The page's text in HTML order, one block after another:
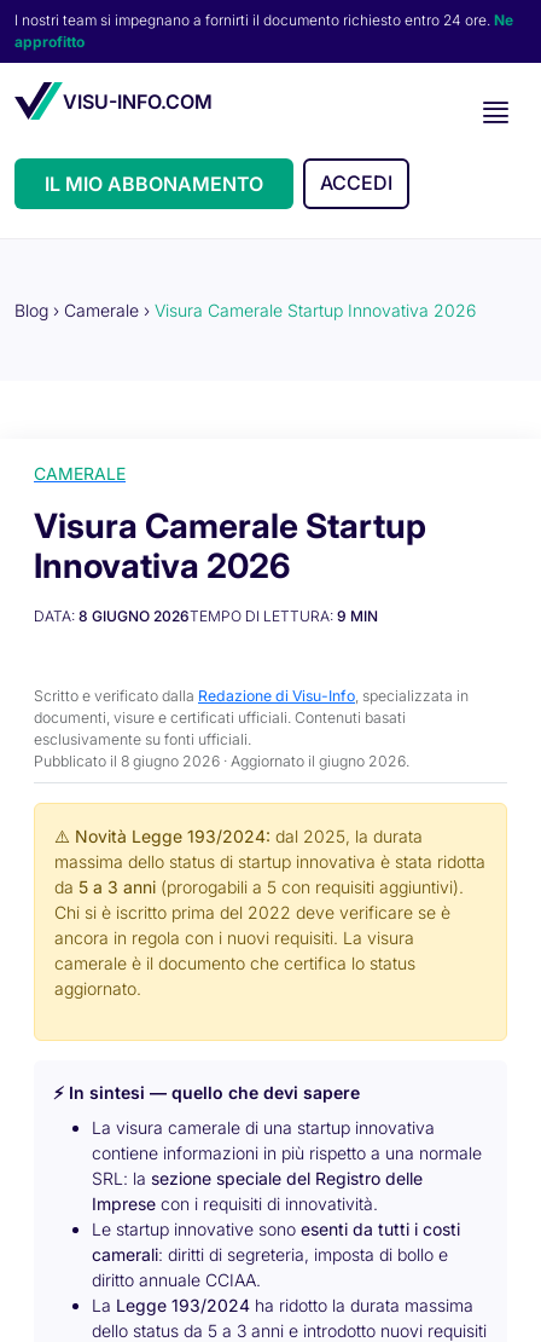
I nostri team si impegnano a fornirti il documento richiesto entro 24 ore. Ne
approfitto
VISU-INFO.COM
IL MIO ABBONAMENTO ACCEDI
Blog › Camerale › Visura Camerale Startup Innovativa 2026
CAMERALE
Visura Camerale Startup
Innovativa 2026
DATA: 8 GIUGNO 2026TEMPO DI LETTURA: 9 MIN
Scritto e verificato dalla Redazione di Visu-Info, specializzata in
documenti, visure e certificati ufficiali. Contenuti basati
esclusivamente su fonti ufficiali.
Pubblicato il 8 giugno 2026 · Aggiornato il giugno 2026.
⚠️ Novità Legge 193/2024: dal 2025, la durata
massima dello status di startup innovativa è stata ridotta
da 5 a 3 anni (prorogabili a 5 con requisiti aggiuntivi).
Chi si è iscritto prima del 2022 deve verificare se è
ancora in regola con i nuovi requisiti. La visura
camerale è il documento che certifica lo status
aggiornato.
⚡ In sintesi — quello che devi sapere
La visura camerale di una startup innovativa
contiene informazioni in più rispetto a una normale
SRL: la sezione speciale del Registro delle
Imprese con i requisiti di innovatività.
Le startup innovative sono esenti da tutti i costi
camerali: diritti di segreteria, imposta di bollo e
diritto annuale CCIAA.
La Legge 193/2024 ha ridotto la durata massima
dello status da 5 a 3 anni e introdotto nuovi requisiti